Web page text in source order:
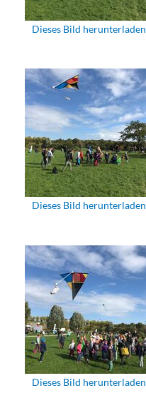
Dieses Bild herunterladen
Dieses Bild herunterladen
Dieses Bild herunterladen